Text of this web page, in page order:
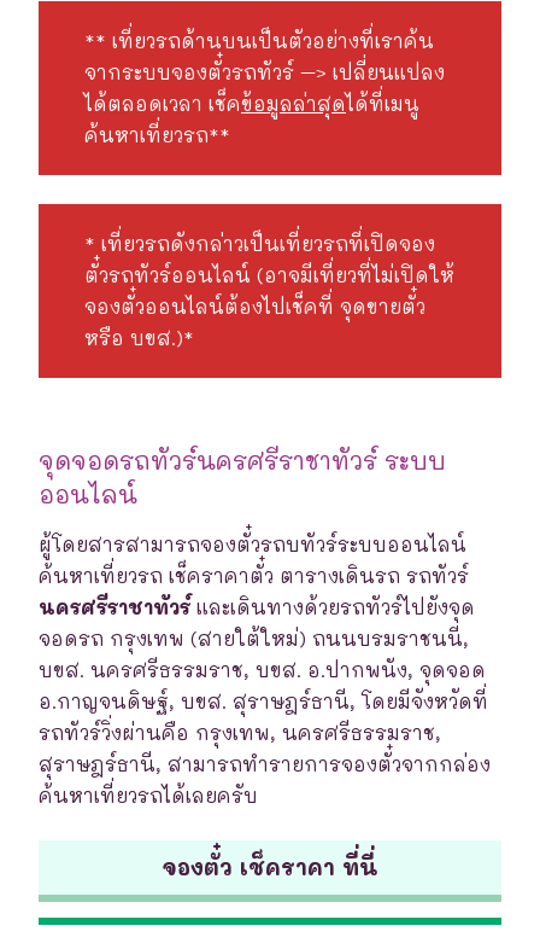
** เที่ยวรถด้านบนเป็นตัวอย่างที่เราค้น
จากระบบจองตั๋วรถทัวร์ –> เปลี่ยนแปลง
ได้ตลอดเวลา เช็คข้อมูลล่าสุดได้ที่เมนู
ค้นหาเที่ยวรถ**
* เที่ยวรถดังกล่าวเป็นเที่ยวรถที่เปิดจอง
ตั๋วรถทัวร์ออนไลน์ (อาจมีเที่ยวที่ไม่เปิดให้
จองตั๋วออนไลน์ต้องไปเช็คที่ จุดขายตั๋ว
หรือ บขส.)*
จุดจอดรถทัวร์นครศรีราชาทัวร์ ระบบ
ออนไลน์
ผู้โดยสารสามารถจองตั๋วรถบทัวร์ระบบออนไลน์
ค้นหาเที่ยวรถ เช็คราคาตั๋ว ตารางเดินรถ รถทัวร์
นครศรีราชาทัวร์ และเดินทางด้วยรถทัวร์ไปยังจุด
จอดรถ กรุงเทพ (สายใต้ใหม่) ถนนบรมราชนนี,
บขส. นครศรีธรรมราช, บขส. อ.ปากพนัง, จุดจอด
อ.กาญจนดิษฐ์, บขส. สุราษฎร์ธานี, โดยมีจังหวัดที่
รถทัวร์วิ่งผ่านคือ กรุงเทพ, นครศรีธรรมราช,
สุราษฎร์ธานี, สามารถทำรายการจองตั๋วจากกล่อง
ค้นหาเที่ยวรถได้เลยครับ
จองตั๋ว เช็คราคา ที่นี่